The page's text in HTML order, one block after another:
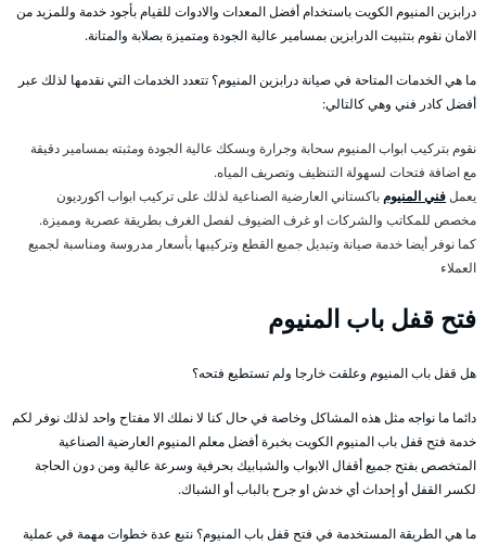
درابزين المنيوم الكويت باستخدام أفضل المعدات والادوات للقيام بأجود خدمة وللمزيد من
الامان نقوم بتثبيت الدرابزين بمسامير عالية الجودة ومتميزة بصلابة والمتانة.
ما هي الخدمات المتاحة في صيانة درابزين المنيوم؟ تتعدد الخدمات التي نقدمها لذلك عبر
أفضل كادر فني وهي كالتالي:
نقوم بتركيب ابواب المنيوم سحابة وجرارة وبسكك عالية الجودة ومثبته بمسامير دقيقة
مع اضافة فتحات لسهولة التنظيف وتصريف المياه.
يعملفني المنيومباكستاني العارضية الصناعية لذلك على تركيب ابواب اكورديون
مخصص للمكاتب والشركات او غرف الضيوف لفصل الغرف بطريقة عصرية ومميزة.
كما نوفر أيضا خدمة صيانة وتبديل جميع القطع وتركيبها بأسعار مدروسة ومناسبة لجميع
العملاء
فتح قفل باب المنيوم
هل قفل باب المنيوم وعلقت خارجا ولم تستطيع فتحه؟
دائما ما نواجه مثل هذه المشاكل وخاصة في حال كنا لا نملك الا مفتاح واحد لذلك نوفر لكم
خدمة فتح قفل باب المنيوم الكويت بخبرة أفضل معلم المنيوم العارضية الصناعية
المتخصص بفتح جميع أقفال الابواب والشبابيك بحرفية وسرعة عالية ومن دون الحاجة
لكسر القفل أو إحداث أي خدش او جرح بالباب أو الشباك.
ما هي الطريقة المستخدمة في فتح قفل باب المنيوم؟ نتبع عدة خطوات مهمة في عملية